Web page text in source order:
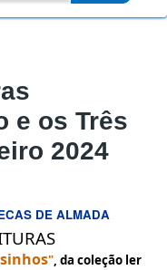
e os Três
2024
DE ALMADA
", da coleção ler